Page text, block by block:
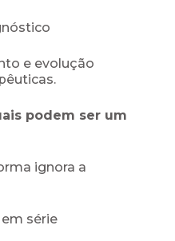
e evolução
podem ser um
ignora a
série